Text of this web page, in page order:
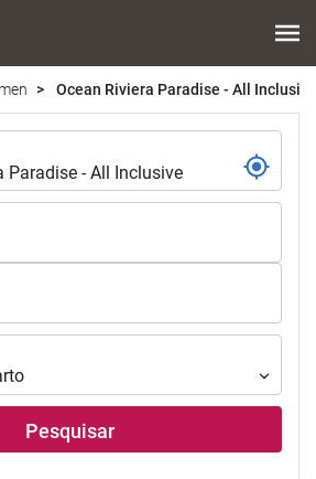
Ocean Riviera Paradise - All Inclusive
Pesquisar